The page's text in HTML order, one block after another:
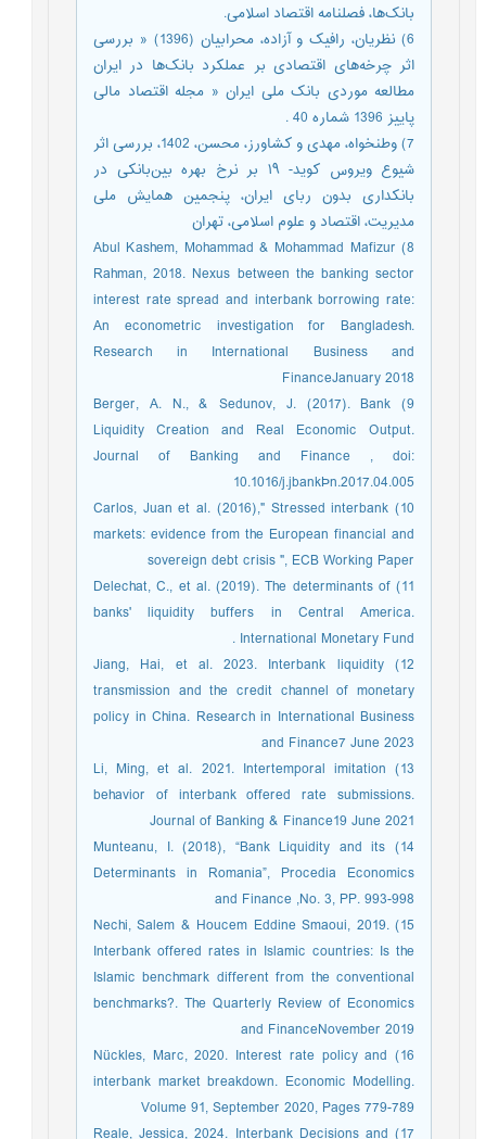
بانک‌ها، فصلنامه اقتصاد اسلامی.
6) نظریان، رافیک و آزاده، محرابیان (1396) « بررسی
اثر چرخه‌های اقتصادی بر عملکرد بانک‌ها در ایران
مطالعه موردی بانک ملی ایران « مجله اقتصاد مالی
پاییز 1396 شماره 40 .
7) وطنخواه، مهدی و کشاورز، محسن، 1402، بررسی اثر
شیوع ویروس کوید- ۱۹ بر نرخ بهره بین‌بانکی در
بانکداری بدون ربای ایران، پنجمین همایش ملی
مدیریت، اقتصاد و علوم اسلامی، تهران
8) Abul Kashem, Mohammad & Mohammad Mafizur
Rahman, 2018. Nexus between the banking sector
interest rate spread and interbank borrowing rate:
An econometric investigation for Bangladesh.
Research in International Business and
FinanceJanuary 2018
9) Berger, A. N., & Sedunov, J. (2017). Bank
Liquidity Creation and Real Economic Output.
Journal of Banking and Finance , doi:
10.1016/j.jbankÞn.2017.04.005
10) Carlos, Juan et al. (2016)," Stressed interbank
markets: evidence from the European financial and
sovereign debt crisis ", ECB Working Paper
11) Delechat, C., et al. (2019). The determinants of
banks' liquidity buffers in Central America.
International Monetary Fund .
12) Jiang, Hai, et al. 2023. Interbank liquidity
transmission and the credit channel of monetary
policy in China. Research in International Business
and Finance7 June 2023
13) Li, Ming, et al. 2021. Intertemporal imitation
behavior of interbank offered rate submissions.
Journal of Banking & Finance19 June 2021
14) Munteanu, I. (2018), “Bank Liquidity and its
Determinants in Romania”, Procedia Economics
and Finance ,No. 3, PP. 993-998
15) Nechi, Salem & Houcem Eddine Smaoui, 2019.
Interbank offered rates in Islamic countries: Is the
Islamic benchmark different from the conventional
benchmarks?. The Quarterly Review of Economics
and FinanceNovember 2019
16) Nückles, Marc, 2020. Interest rate policy and
interbank market breakdown. Economic Modelling.
Volume 91, September 2020, Pages 779-789